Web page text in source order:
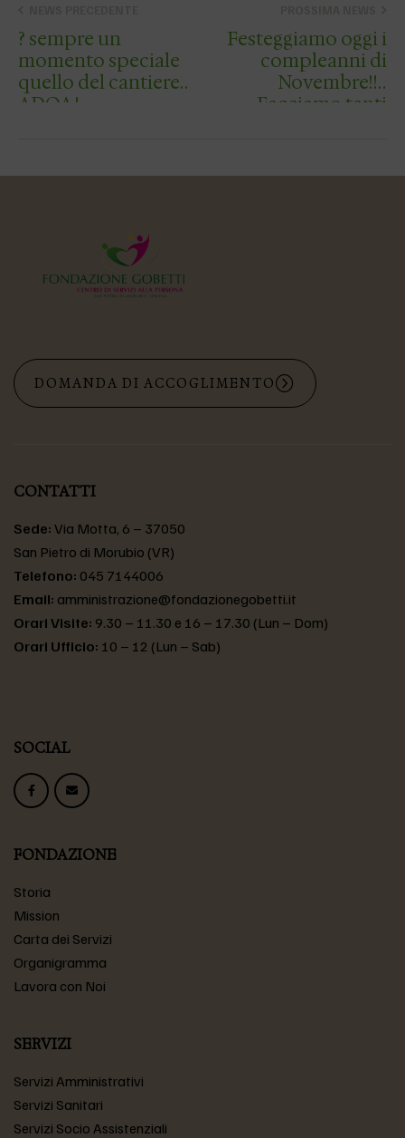
? sempre un
momento speciale
quello del cantiere
ADOA !
Festeggiamo oggi i
compleanni di
Novembre!!!!
Facciamo tanti
DOMANDA DI ACCOGLIMENTO
CONTATTI
Sede: Via Motta, 6 – 37050
San Pietro di Morubio (VR)
Telefono: 045 7144006
Email: amministrazione@fondazionegobetti.it
Orari Visite: 9.30 – 11.30 e 16 – 17.30 (Lun – Dom)
Orari Ufficio: 10 – 12 (Lun – Sab)
FONDAZIONE
Storia
Mission
Carta dei Servizi
Organigramma
Lavora con Noi
SERVIZI
Servizi Amministrativi
Servizi Sanitari
Servizi Socio Assistenziali
SOCIAL